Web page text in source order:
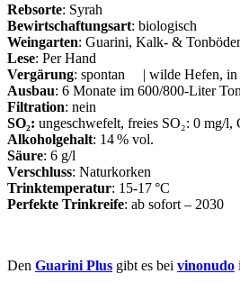
Rebsorte: Syrah
Bewirtschaftungsart: biologisch
Weingarten: Guarini, Kalk- &
Lese: Per Hand
Vergärung: spontan | wilde Hefen, in
Ausbau: 6 Monate im 600/800-Liter
Filtration: nein
SO₂: ungeschwefelt, freies SO₂: 0 mg/l,
Alkoholgehalt: 14 % vol.
Säure: 6 g/l
Verschluss: Naturkorken
Trinktemperatur: 15-17 °C
Perfekte Trinkreife: ab sofort – 2030
Den Guarini Plus gibt es bei vinonudo